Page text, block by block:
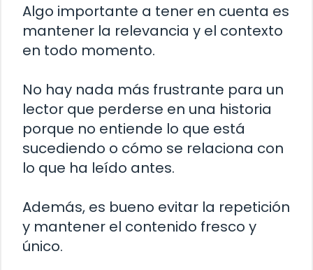
Algo importante a tener en cuenta es
mantener la relevancia y el contexto
en todo momento.
No hay nada más frustrante para un
lector que perderse en una historia
porque no entiende lo que está
sucediendo o cómo se relaciona con
lo que ha leído antes.
Además, es bueno evitar la repetición
y mantener el contenido fresco y
único.